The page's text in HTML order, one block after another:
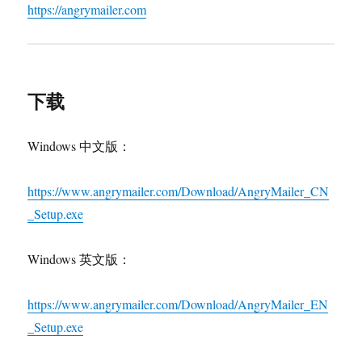
https://angrymailer.com
下载
Windows 中文版：
https://www.angrymailer.com/Download/AngryMailer_CN
_Setup.exe
Windows 英文版：
https://www.angrymailer.com/Download/AngryMailer_EN
_Setup.exe